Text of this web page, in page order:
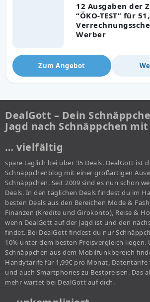
12 Ausgaben der
“ÖKO-TEST” für
Werber
Zum Angebot
DealGott – Dein
Jagd nach Schnäppchen
… vielfältig
spare täglich bei über 35 Deals. DealGott ist
Schnäppchenblog mit einer großartigen
Schnäppchen. Seit 2009 sind es nun schon
Deals. In den täglichen Deals findest du im
besten Deals aus den Bereichen Mode &
Finanzen (Kredite und Girokonto), Reise &
wenn DealGott auf der Jagd ist und den
findet. Bei DealGott findest du nur
10% unter dem besten Preisvergleich liegen.
Schnäppchen aus dem Mobilfunkbereich
Handytarife für 1,99€ pro Monat,
und auch Smartphones zu Bestpreisen. Das
mehr wartet bei DealGott auf dich.